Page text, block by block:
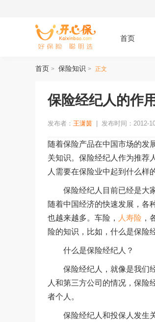
首页
首页 > 保险知识 > 正文
保险经纪人的作
发布者： 王潇茵 发布时间：2012-
随着保险产品在中国市场的发
关知识。保险经纪人作为推荐
人需要在保险业中起到什么样
保险经纪人目前已经是大
随着中国经济的快速发展，各
也越来越多。车险，
人寿险 ，
险的知识，比如，什么是保险
什么是保险经纪人？
保险经纪人，就像是我们
人和第三方公司的情况，保险
者个人。
保险经纪人和投保人发生